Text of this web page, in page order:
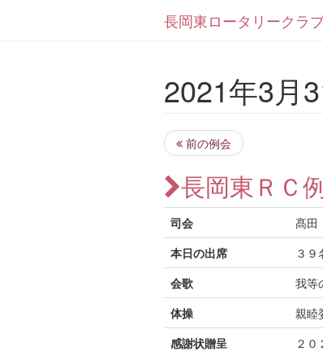
長岡東ロータリークラ
2021年3月
前の例会
長岡東ＲＣ
司会
髙
本日の出席
３９
会歌
我等
体操
親
感謝状贈呈
２